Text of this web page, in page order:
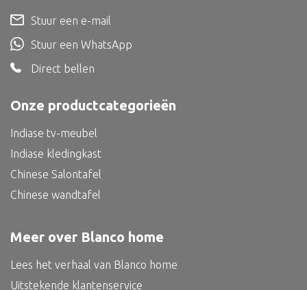
Mand
Roomdevider
Deco overig
Alle textiel
Kussen
Alle bouwmateriaal
Onze productcategorieën
Indiase tv-meubel
Indiase kledingkast
Chinese Salontafel
Chinese wandtafel
Meer over Blanco home
Lees het verhaal van Blanco home
Uitstekende klantenservice
Stuur een e-mail
Stuur een WhatsApp
Direct bellen